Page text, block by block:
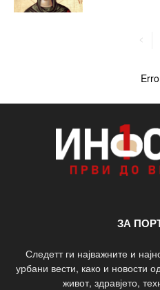
ЗА
Следетт ги најважните и
урбани вести, како и новости
живот, здравјето,